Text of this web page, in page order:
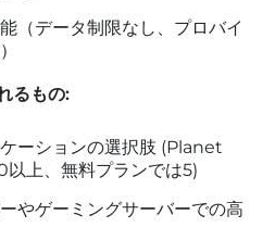
（データ制限なし、プロバイ
るもの:
ーションの選択肢 (Planet
上、無料プランでは5)
やゲーミングサーバーでの高